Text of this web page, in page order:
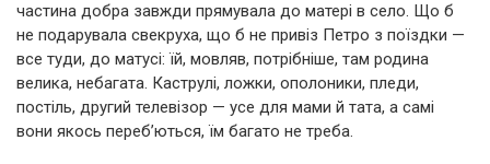
частина добра завжди прямувала до матері в село. Що б
не подарувала свекруха, що б не привіз Петро з поїздки —
все туди, до матусі: їй, мовляв, потрібніше, там родина
велика, небагата. Каструлі, ложки, ополоники, пледи,
постіль, другий телевізор — усе для мами й тата, а самі
вони якось переб’ються, їм багато не треба.